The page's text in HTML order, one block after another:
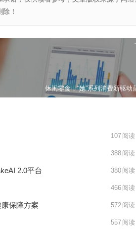
！
休闲零食，“她”系列消费新驱动
107 阅读
388 阅读
2.0平台 380 阅读
466 阅读
保障方案 572 阅读
557 阅读